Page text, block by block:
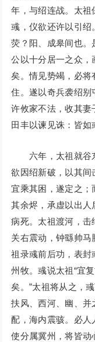
年，与绍连战。太祖
彧，仪欲还许以引绍
荧？阳、成皋间也。
公以十分居一之众，
矣。情见势竭，必将
住。遂以奇兵袭绍别
许攸家不法，收其妻
田丰以谏见诛：皆如
六年，太祖就谷东
欲因绍新破，以其间
宜乘其困，遂定之；
其余烬，承虚以出人
病死。太祖渡河，击
关右震动，钟繇帅马
祖录彧前后功，表封
州牧。彧说太祖“宜
矣。”太祖将从之，
扶风、西河、幽、并
配，海内震骇。必人
使分属冀州，将皆动